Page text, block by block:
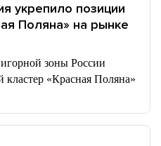
укрепило позиции
Поляна» на рынке
зоны России
кластер «Красная Поляна»